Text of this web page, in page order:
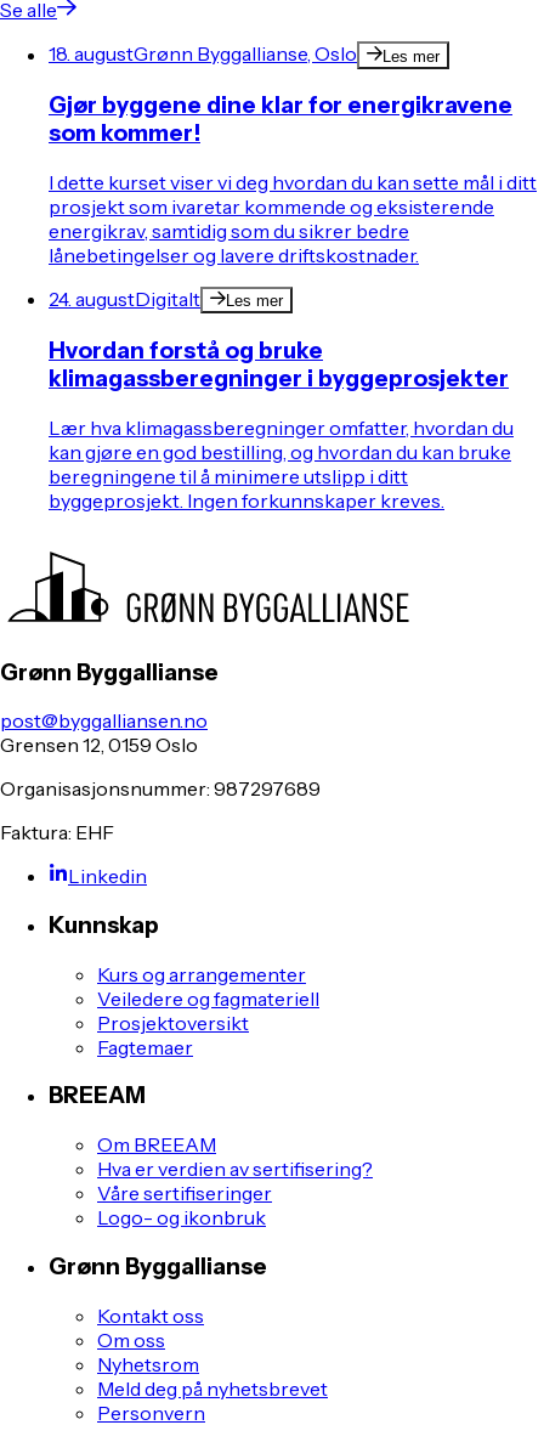
Se alle
18. augustGrønn Byggallianse, Oslo Les mer
Gjør byggene dine klar for energikravene
som kommer!
I dette kurset viser vi deg hvordan du kan sette mål i ditt
prosjekt som ivaretar kommende og eksisterende
energikrav, samtidig som du sikrer bedre
lånebetingelser og lavere driftskostnader.
24. augustDigitalt Les mer
Hvordan forstå og bruke
klimagassberegninger i byggeprosjekter
Lær hva klimagassberegninger omfatter, hvordan du
kan gjøre en god bestilling, og hvordan du kan bruke
beregningene til å minimere utslipp i ditt
byggeprosjekt. Ingen forkunnskaper kreves.
Grønn Byggallianse
post@byggalliansen.no
Grensen 12, 0159 Oslo
Organisasjonsnummer: 987297689
Faktura: EHF
Linkedin
Kunnskap
Kurs og arrangementer
Veiledere og fagmateriell
Prosjektoversikt
Fagtemaer
BREEAM
Om BREEAM
Hva er verdien av sertifisering?
Våre sertifiseringer
Logo- og ikonbruk
Grønn Byggallianse
Kontakt oss
Om oss
Nyhetsrom
Meld deg på nyhetsbrevet
Personvern